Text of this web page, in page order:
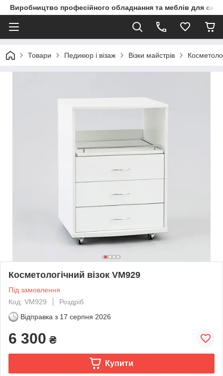
Виробництво професійного обладнання та меблів для
Товари Педикюр і візаж Візки майстрів
Косметологічний візок VM929
Під замовлення
Код: VM929
Роздріб
Відправка з 17 серпня 2026
6 300 ₴
Купити